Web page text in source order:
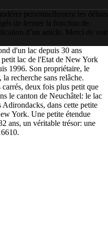
personnellement les débats
de fermer la fonction de
d’un article. Merci de
d'un lac depuis 30 ans
lac de l'Etat de New York
1996. Son propriétaire, le
recherche sans relâche.
deux fois plus petit que
le canton de Neuchâtel: le lac
Adirondacks, dans cette petite
York. Une petite étendue
ans, un véritable trésor: une